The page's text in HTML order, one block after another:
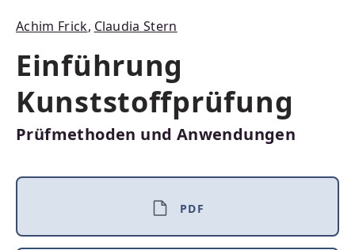
Achim Frick, Claudia Stern
Einführung
Kunststoffprüfung
Prüfmethoden und Anwendungen
PDF